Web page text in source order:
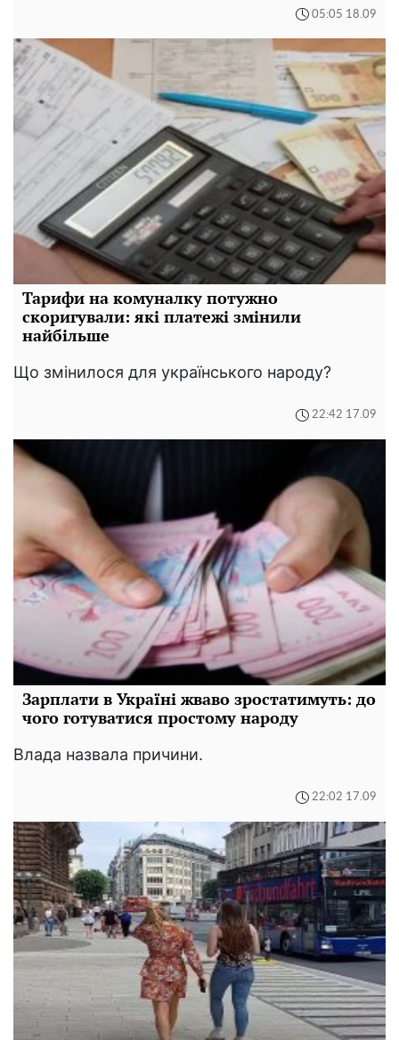
05:05 18.09
Тарифи на комуналку потужно
скоригували: які платежі змінили
найбільше
Що змінилося для українського народу?
22:42 17.09
Зарплати в Україні жваво зростатимуть: до
чого готуватися простому народу
Влада назвала причини.
22:02 17.09